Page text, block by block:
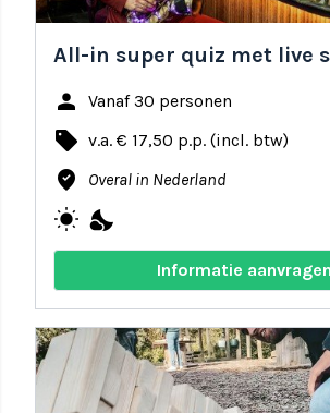
All-in super quiz met live
person Vanaf 30 personen
local_offer v.a. € 17,50 p.p. (incl. btw)
where_to_vote Overal in Nederland
wb_sunny nights_stay
Informatie aanvragen